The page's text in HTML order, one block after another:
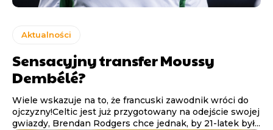
Aktualności
Sensacyjny transfer Moussy
Dembélé?
Wiele wskazuje na to, że francuski zawodnik wróci do
ojczyzny!Celtic jest już przygotowany na odejście swojej
gwiazdy, Brendan Rodgers chce jednak, by 21-latek był...